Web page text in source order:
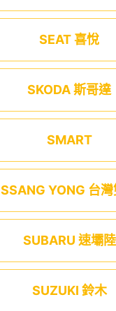
SEAT 喜悅
SKODA 斯哥達
SMART
SSANG YONG 台灣
SUBARU 速壩陸
SUZUKI 鈴木